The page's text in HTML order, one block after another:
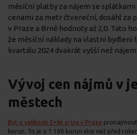
měsíční platby za nájem se
cenami za metr čtvereční, dosáhl za
v Praze a Brně hodnoty až 2,0. Tato
že měsíční náklady na vlastní bydlení
kvartálu 2024 dvakrát vyšší než
Vývoj cen nájmů v
městech
Byt o velikosti 2+kk si lze v Praze
korun. To je o 1 100 korun více než před